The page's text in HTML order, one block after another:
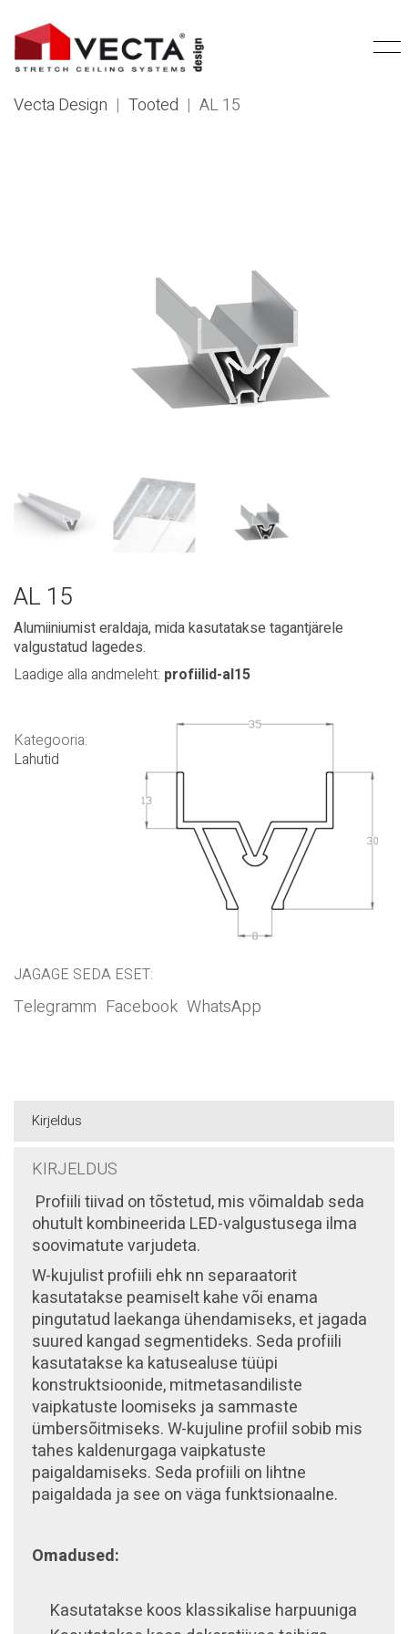
Vecta Design | Tooted | AL 15
AL 15
Alumiiniumist eraldaja, mida kasutatakse tagantjärele
valgustatud lagedes.
Laadige alla andmeleht: profiilid-al15
Kategooria:
Lahutid
JAGAGE SEDA ESET:
Telegramm Facebook WhatsApp
Kirjeldus
KIRJELDUS
Profiili tiivad on tõstetud, mis võimaldab seda
ohutult kombineerida LED-valgustusega ilma
soovimatute varjudeta.
W-kujulist profiili ehk nn separaatorit
kasutatakse peamiselt kahe või enama
pingutatud laekanga ühendamiseks, et jagada
suured kangad segmentideks. Seda profiili
kasutatakse ka katusealuse tüüpi
konstruktsioonide, mitmetasandiliste
vaipkatuste loomiseks ja sammaste
ümbersõitmiseks. W-kujuline profiil sobib mis
tahes kaldenurgaga vaipkatuste
paigaldamiseks. Seda profiili on lihtne
paigaldada ja see on väga funktsionaalne.
Omadused:
Kasutatakse koos klassikalise harpuuniga